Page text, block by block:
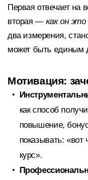
Первая отвечает на
вторая — как он
два измерения,
может быть единым
Мотивация:
как способ
повышение,
показывать:
курс».